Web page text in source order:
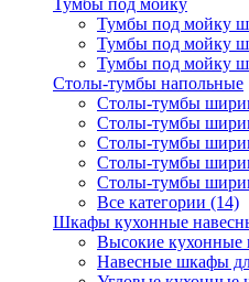
Тумбы под мойку
Тумбы под мойку
Тумбы под мойку
Тумбы под мойку
Столы-тумбы напольные
Столы-тумбы
Столы-тумбы
Столы-тумбы
Столы-тумбы
Столы-тумбы
Все категории (14)
Шкафы кухонные
Высокие
Навесные шкафы